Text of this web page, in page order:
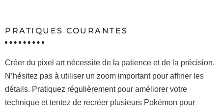
PRATIQUES COURANTES
Créer du pixel art nécessite de la patience et de la précision.
N’hésitez pas à utiliser un zoom important pour affiner les
détails. Pratiquez régulièrement pour améliorer votre
technique et tentez de recréer plusieurs Pokémon pour